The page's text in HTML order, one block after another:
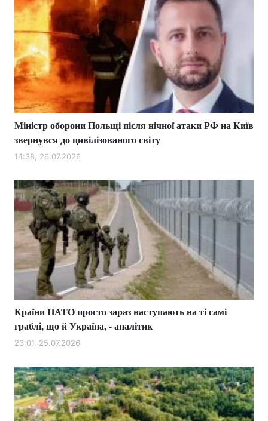
Міністр оборони Польщі після нічної атаки РФ на Київ
звернувся до цивілізованого світу
14:38, 26.07.2026
Країни НАТО просто зараз наступають на ті самі
граблі, що й Україна, - аналітик
23:01, 25.07.2026